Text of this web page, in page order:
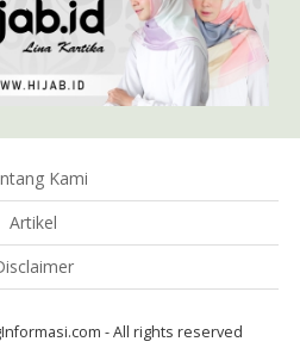
Kami
Artikel
- All rights reserved